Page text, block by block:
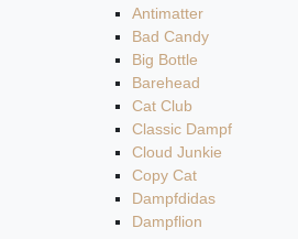
Antimatter
Bad Candy
Big Bottle
Barehead
Cat Club
Classic Dampf
Cloud Junkie
Copy Cat
Dampfdidas
Dampflion